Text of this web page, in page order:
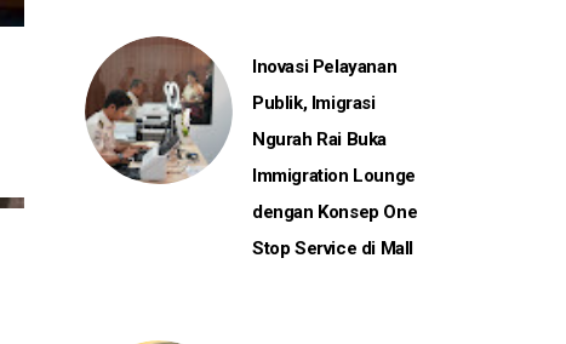
Inovasi Pelayanan
Publik, Imigrasi
Ngurah Rai Buka
Immigration Lounge
dengan Konsep One
Stop Service di Mall